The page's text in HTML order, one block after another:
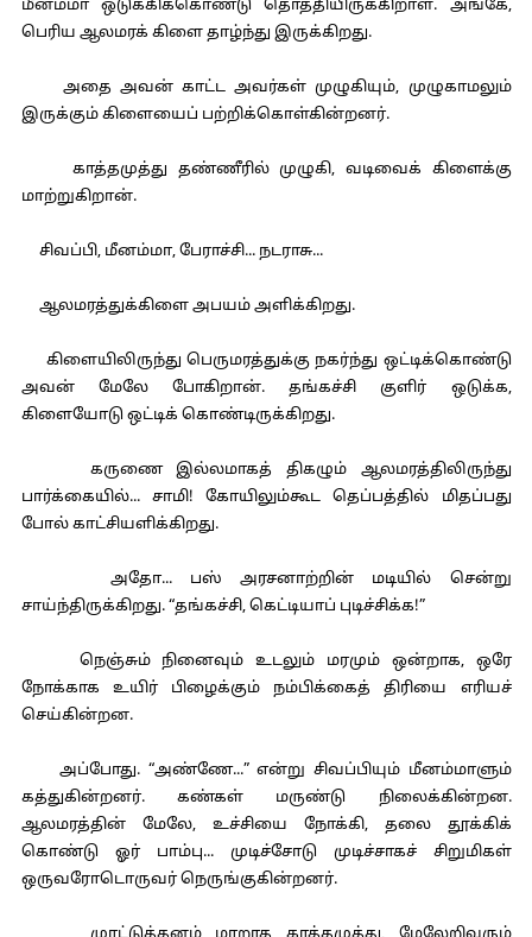
மீனம்மா ஒடுக்கிக்கொண்டு தொத்தியிருக்கிறாள். அங்கே,
பெரிய ஆலமரக் கிளை தாழ்ந்து இருக்கிறது.
அதை அவன் காட்ட அவர்கள் முழுகியும், முழுகாமலும்
இருக்கும் கிளையைப் பற்றிக்கொள்கின்றனர்.
காத்தமுத்து தண்ணீரில் முழுகி, வடிவைக் கிளைக்கு
மாற்றுகிறான்.
சிவப்பி, மீனம்மா, பேராச்சி... நடராசு...
ஆலமரத்துக்கிளை அபயம் அளிக்கிறது.
கிளையிலிருந்து பெருமரத்துக்கு நகர்ந்து ஒட்டிக்கொண்டு
அவன் மேலே போகிறான். தங்கச்சி குளிர் ஒடுக்க,
கிளையோடு ஒட்டிக் கொண்டிருக்கிறது.
கருணை இல்லமாகத் திகழும் ஆலமரத்திலிருந்து
பார்க்கையில்... சாமி! கோயிலும்கூட தெப்பத்தில் மிதப்பது
போல் காட்சியளிக்கிறது.
அதோ... பஸ் அரசனாற்றின் மடியில் சென்று
சாய்ந்திருக்கிறது. “தங்கச்சி, கெட்டியாப் புடிச்சிக்க!”
நெஞ்சும் நினைவும் உடலும் மரமும் ஒன்றாக, ஒரே
நோக்காக உயிர் பிழைக்கும் நம்பிக்கைத் திரியை எரியச்
செய்கின்றன.
அப்போது. “அண்ணே...” என்று சிவப்பியும் மீனம்மாளும்
கத்துகின்றனர். கண்கள் மருண்டு நிலைக்கின்றன.
ஆலமரத்தின் மேலே, உச்சியை நோக்கி, தலை தூக்கிக்
கொண்டு ஓர் பாம்பு... முடிச்சோடு முடிச்சாகச் சிறுமிகள்
ஒருவரோடொருவர் நெருங்குகின்றனர்.